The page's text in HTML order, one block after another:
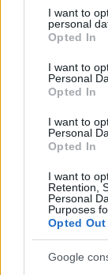
I want to
personal
Opted In
I want to
Personal
Opted In
I want to
Personal
Opted In
I want to
Retention,
Personal
Purposes
Opted Out
Google
pare”.
questo breve